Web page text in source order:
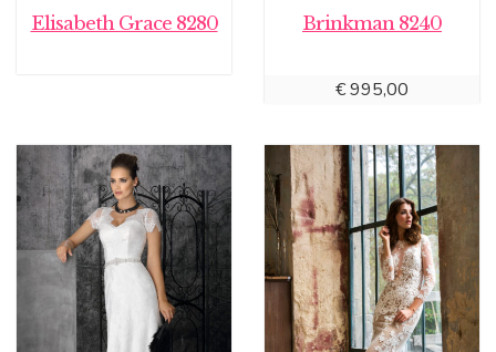
Elisabeth Grace 8280 Brinkman 8240
€995,00